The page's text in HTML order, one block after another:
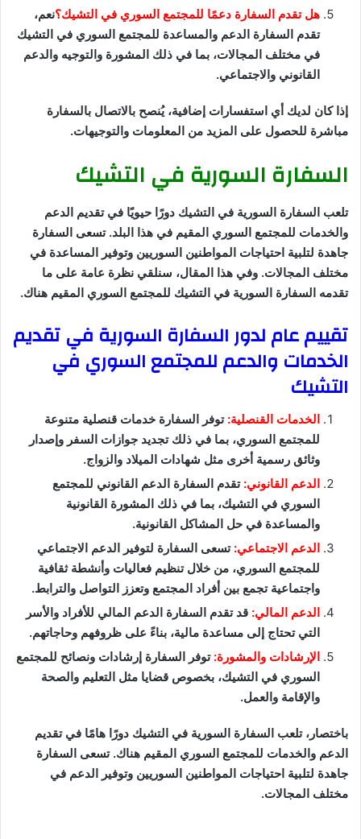
هل تقدم السفارة دعمًا للمجتمع السوري في التشيك؟نعم،
تقدم السفارة الدعم والمساعدة للمجتمع السوري في التشيك
في مختلف المجالات، بما في ذلك المشورة والتوجيه والدعم
القانوني والاجتماعي.
إذا كان لديك أي استفسارات إضافية، يُنصح بالاتصال بالسفارة
مباشرة للحصول على المزيد من المعلومات والتوجيهات.
السفارة السورية في التشيك
تلعب السفارة السورية في التشيك دورًا حيويًا في تقديم الدعم
والخدمات للمجتمع السوري المقيم في هذا البلد. تسعى السفارة
جاهدة لتلبية احتياجات المواطنين السوريين وتوفير المساعدة في
مختلف المجالات. وفي هذا المقال، سنلقي نظرة عامة على ما
تقدمه السفارة السورية في التشيك للمجتمع السوري المقيم هناك.
تقييم عام لدور السفارة السورية في تقديم
الخدمات والدعم للمجتمع السوري في
التشيك
الخدمات القنصلية: توفر السفارة خدمات قنصلية متنوعة
للمجتمع السوري، بما في ذلك تجديد جوازات السفر وإصدار
وثائق رسمية أخرى مثل شهادات الميلاد والزواج.
الدعم القانوني:تقدم السفارة الدعم القانوني للمجتمع
السوري في التشيك، بما في ذلك المشورة القانونية
والمساعدة في حل المشاكل القانونية.
الدعم الاجتماعي: تسعى السفارة لتوفير الدعم الاجتماعي
للمجتمع السوري، من خلال تنظيم فعاليات وأنشطة ثقافية
واجتماعية تجمع بين أفراد المجتمع وتعزز التواصل والترابط.
الدعم المالي: قد تقدم السفارة الدعم المالي للأفراد والأسر
التي تحتاج إلى مساعدة مالية، بناءً على ظروفهم وحاجاتهم.
الإرشادات والمشورة: توفر السفارة إرشادات ونصائح للمجتمع
السوري في التشيك، بخصوص قضايا مثل التعليم والصحة
والإقامة والعمل.
باختصار، تلعب السفارة السورية في التشيك دورًا هامًا في تقديم
الدعم والخدمات للمجتمع السوري المقيم هناك. تسعى السفارة
جاهدة لتلبية احتياجات المواطنين السوريين وتوفير الدعم في
مختلف المجالات.